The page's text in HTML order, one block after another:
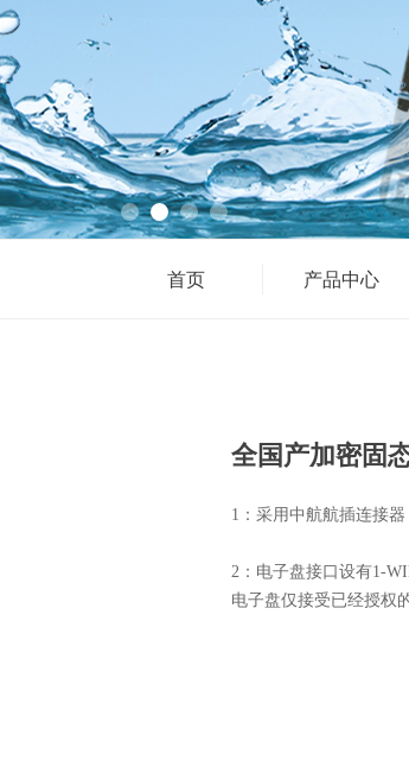
首页 产品中心
全国产加密固
1：采用中航航插连接器
2：电子盘接口设有1-
电子盘仅接受已经授权